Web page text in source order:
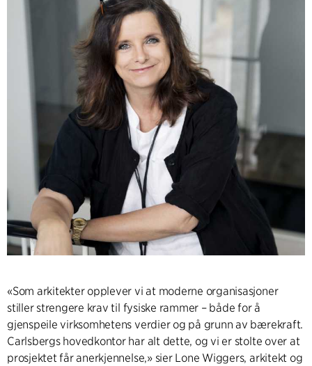
«Som arkitekter opplever vi at moderne organisasjoner
stiller strengere krav til fysiske rammer – både for å
gjenspeile virksomhetens verdier og på grunn av bærekraft.
Carlsbergs hovedkontor har alt dette, og vi er stolte over at
prosjektet får anerkjennelse,» sier Lone Wiggers, arkitekt og